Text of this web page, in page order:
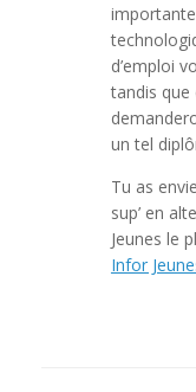
d’emploi
tandis que
un tel
Tu as
sup’ en
Jeunes le
Infor